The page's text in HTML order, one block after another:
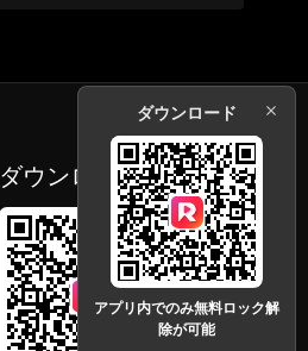
ダウンロード
ダウンロード
アプリ内でのみ無料ロック解
除が可能